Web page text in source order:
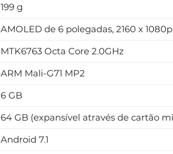
199 g
AMOLED de 6 polegadas, 2160 x
MTK6763 Octa Core 2.0GHz
ARM Mali-G71 MP2
6 GB
64 GB (expansível através de cartão
Android 7.1